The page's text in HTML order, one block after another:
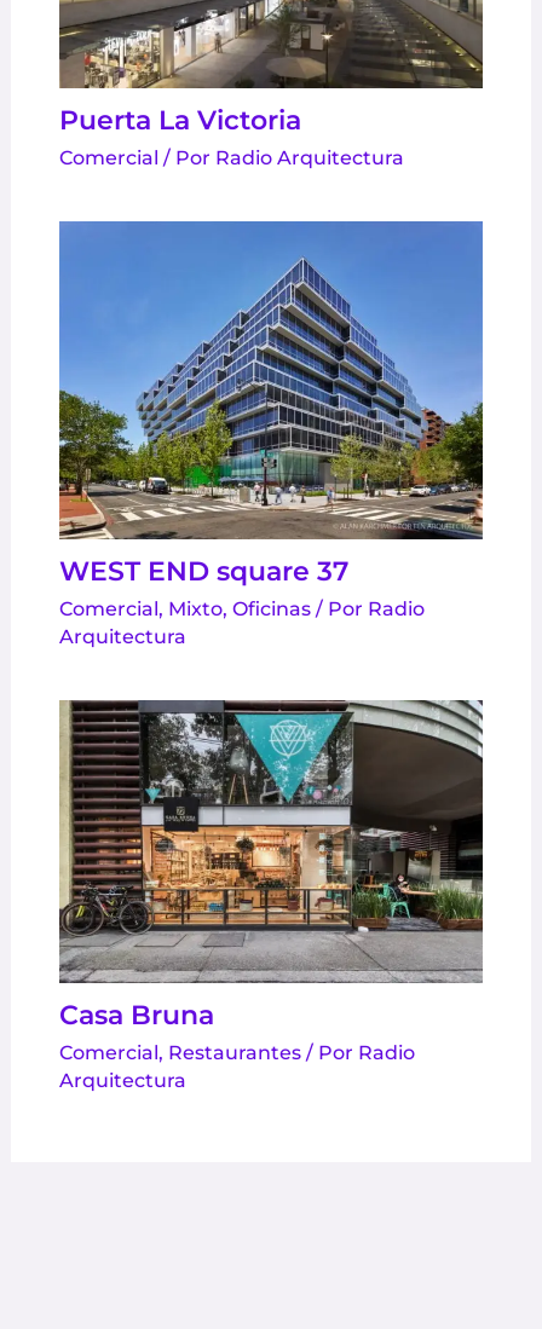
Puerta La Victoria
Comercial / Por Radio Arquitectura
WEST END square 37
Comercial, Mixto, Oficinas/ Por Radio
Arquitectura
Casa Bruna
Comercial, Restaurantes/ Por Radio
Arquitectura